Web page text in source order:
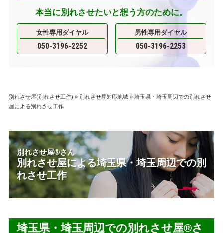
本当に別れさせたいと想う方のために。
女性専用ダイヤル
050-3196-2252
男性専用ダイヤル
050-3196-2253
別れさせ屋(別れさせ工作) » 別れさせ屋対応地域 » 埼玉県・埼玉周辺での別れさせ
屋による別れさせ工作
別れさせ屋®さん
別れさせ屋による埼玉県・埼玉周辺での別
れさせ工作
埼玉県・埼玉周辺での別れさせ屋®さ